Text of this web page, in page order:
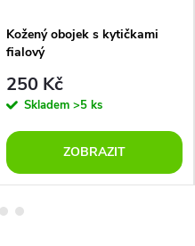
Kožený obojek s kytičkami
fialový
250 Kč
Skladem >5 ks
ZOBRAZIT